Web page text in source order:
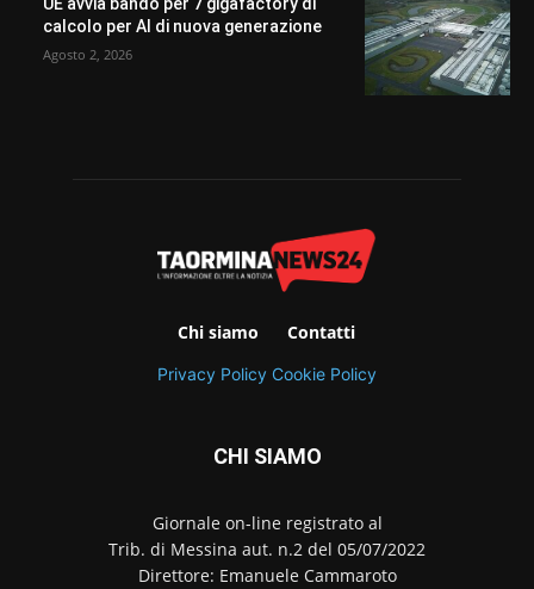
calcolo per AI di nuova generazione
Agosto 2, 2026
Chi siamo Contatti
Privacy Policy Cookie Policy
CHI SIAMO
Giornale on-line registrato al
Trib. di Messina aut. n.2 del 05/07/2022
Direttore: Emanuele Cammaroto